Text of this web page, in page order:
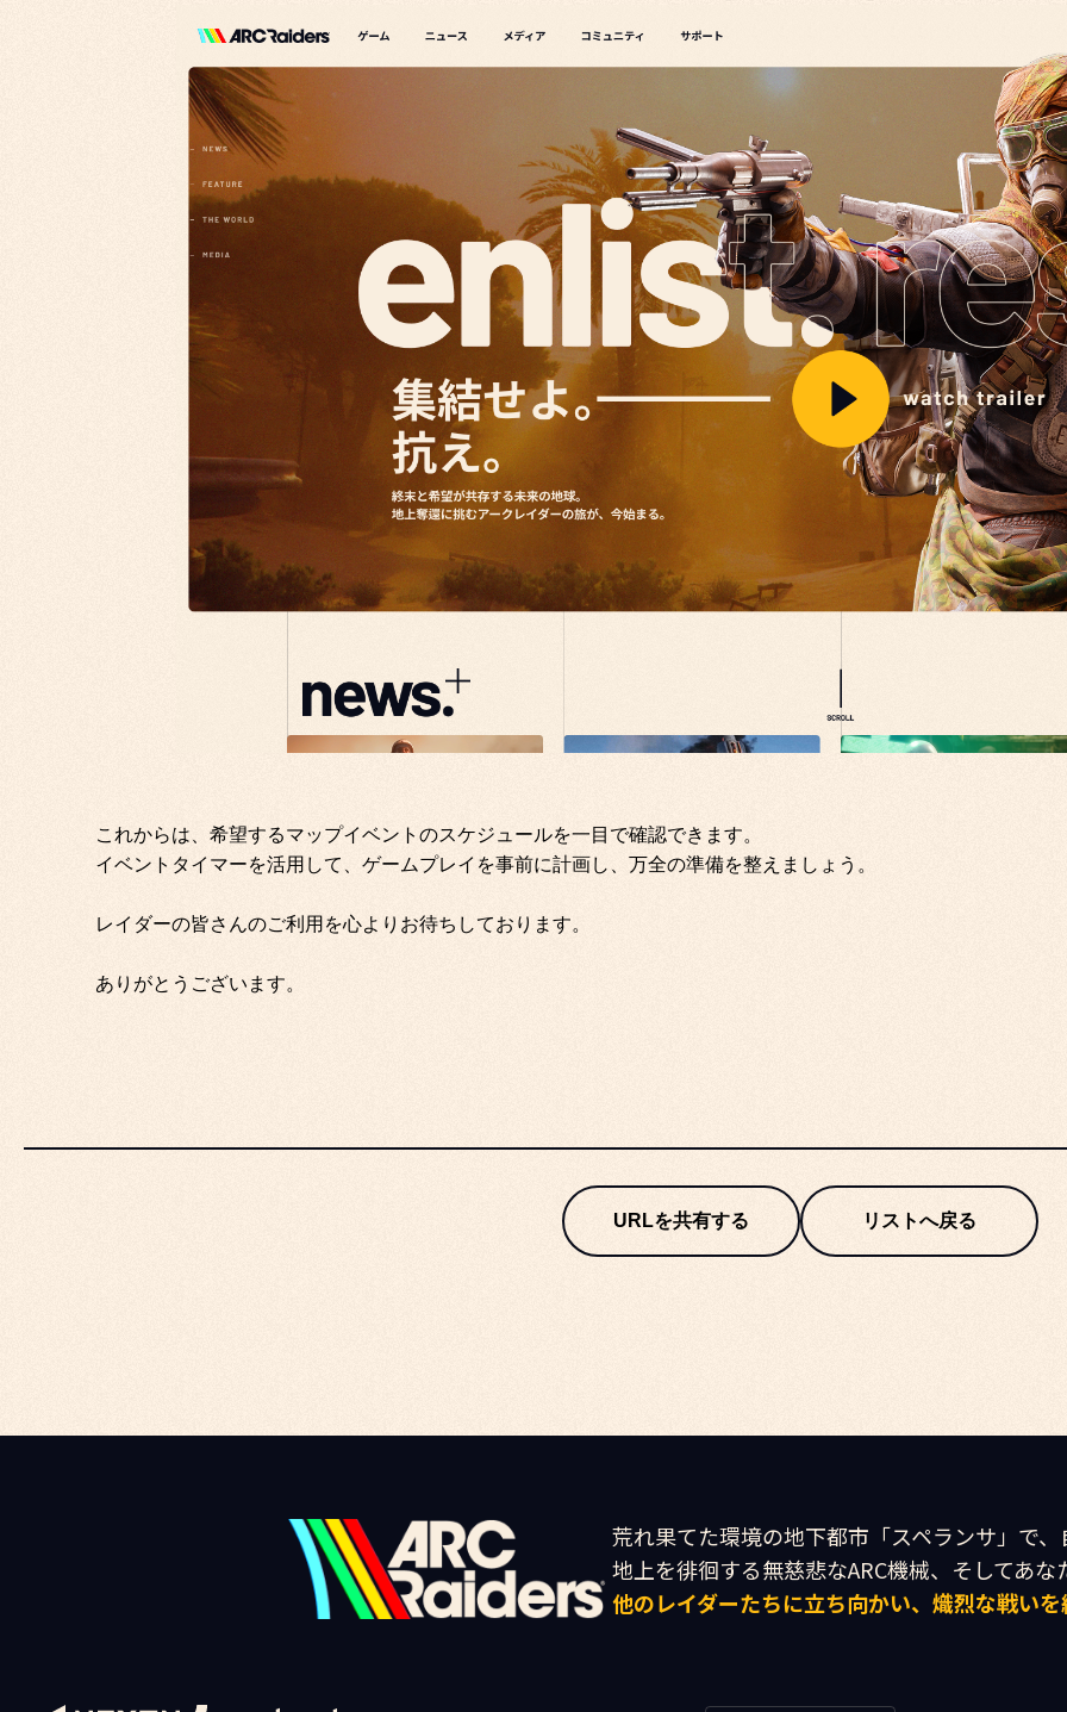
これからは、希望するマップイベントのスケジュールを一目で確認できます。
イベントタイマーを活用して、ゲームプレイを事前に計画し、万全の準備を整えましょう。
レイダーの皆さんのご利用を心よりお待ちしております。
ありがとうございます。
URLを共有する リストへ戻る
荒れ果てた環境の地下都市「スペランサ」で
他のレイダーたちに立ち向かい、熾烈な戦い